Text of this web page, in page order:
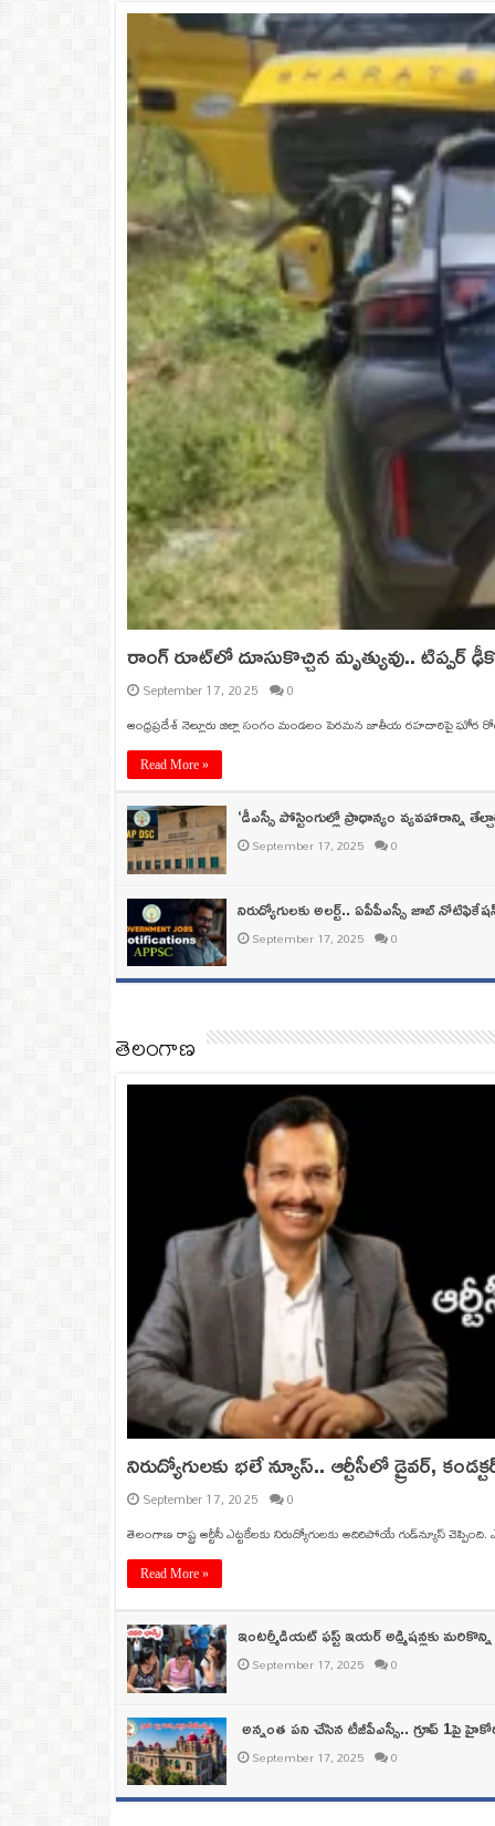
రాంగ్ రూట్‌లో దూసుకొచ్చిన మృత్యువు.. టిప్పర్
September 17, 2025 0
ఆంధ్రప్రదేశ్ నెల్లూరు జిల్లా సంగం మండలం పెరమన జాతీయ రహదారిపై ఘోర
Read More »
‘డీఎస్సీ పోస్టింగుల్లో ప్రాధాన్యం వ్యవహారాన్ని
September 17, 2025 0
నిరుద్యోగులకు అలర్ట్‌.. ఏపీపీఎస్సీ జాబ్‌
September 17, 2025 0
తెలంగాణ
నిరుద్యోగులకు భలే న్యూస్.. ఆర్టీసీలో డ్రైవర్,
September 17, 2025 0
తెలంగాణ రాష్ట్ర ఆర్టీసీ ఎట్టకేలకు నిరుద్యోగులకు అదిరిపోయే గుడ్‌న్యూస్‌
Read More »
ఇంటర్మీడియట్ ఫస్ట్‌ ఇయర్‌ అడ్మిషన్లకు
September 17, 2025 0
అన్నంత పని చేసిన టీజీపీఎస్సీ.. గ్రూప్‌ 1పై
September 17, 2025 0